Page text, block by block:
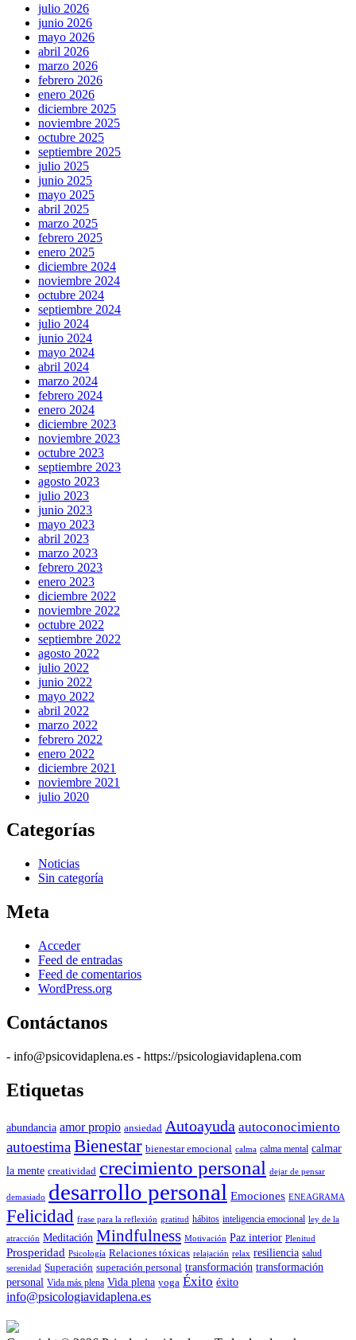
julio 2026
junio 2026
mayo 2026
abril 2026
marzo 2026
febrero 2026
enero 2026
diciembre 2025
noviembre 2025
octubre 2025
septiembre 2025
julio 2025
junio 2025
mayo 2025
abril 2025
marzo 2025
febrero 2025
enero 2025
diciembre 2024
noviembre 2024
octubre 2024
septiembre 2024
julio 2024
junio 2024
mayo 2024
abril 2024
marzo 2024
febrero 2024
enero 2024
diciembre 2023
noviembre 2023
octubre 2023
septiembre 2023
agosto 2023
julio 2023
junio 2023
mayo 2023
abril 2023
marzo 2023
febrero 2023
enero 2023
diciembre 2022
noviembre 2022
octubre 2022
septiembre 2022
agosto 2022
julio 2022
junio 2022
mayo 2022
abril 2022
marzo 2022
febrero 2022
enero 2022
diciembre 2021
noviembre 2021
julio 2020
Categorías
Noticias
Sin categoría
Meta
Acceder
Feed de entradas
Feed de comentarios
WordPress.org
Contáctanos
- info@psicovidaplena.es - https://psicologiavidaplena.com
Etiquetas
abundancia amor propio ansiedad Autoayuda autoconocimiento
autoestimaBienestar bienestar emocional calma calma mental calmar
la mente creatividad crecimiento personal dejar de pensar
demasiado desarrollo personal Emociones ENEAGRAMA
Felicidad frase para la reflexión gratitud hábitos inteligencia emocional ley de la
atracción Meditación Mindfulness Motivación Paz interior Plenitud
Prosperidad Psicología Relaciones tóxicas relajación relax resiliencia salud
serenidad Superación superación personal transformación transformación
personal Vida más plena Vida plena yoga Éxito éxito
info@psicologiavidaplena.es